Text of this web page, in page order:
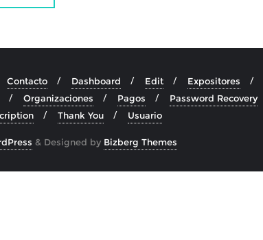
Contacto Dashboard Edit Expositores
Organizaciones Pagos Password Recovery
Thank You Usuario
& Designed by Bizberg Themes